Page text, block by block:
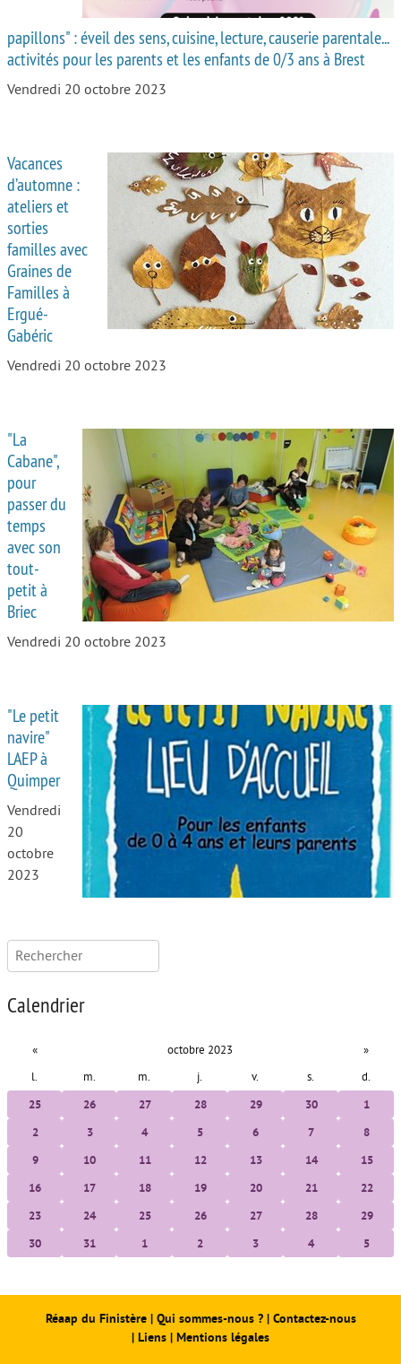
papillons" : éveil des sens, cuisine, lecture, causerie parentale...
activités pour les parents et les enfants de 0/3 ans à Brest
Vendredi 20 octobre 2023
Vacances
d’automne :
ateliers et
sorties
familles avec
Graines de
Familles à
Ergué-
Gabéric
Vendredi 20 octobre 2023
"La
Cabane",
pour
passer du
temps
avec son
tout-
petit à
Briec
Vendredi 20 octobre 2023
"Le petit
navire"
LAEP à
Quimper
Vendredi
20
octobre
2023
Rechercher :
Calendrier
« octobre 2023 »
l. m. m. j. v. s. d.
25 26 27 28 29 30 1
2 3 4 5 6 7 8
9 10 11 12 13 14 15
16 17 18 19 20 21 22
23 24 25 26 27 28 29
30 31 1 2 3 4 5
Réaap du Finistère| Qui sommes-nous ? | Contactez-nous
| Liens | Mentions légales